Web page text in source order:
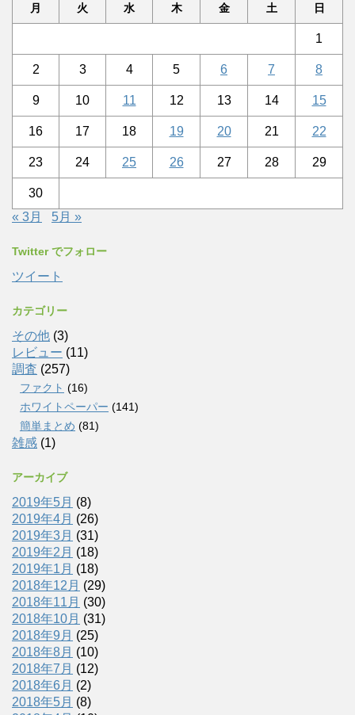
月 火 水 木 金 土 日
1
2 3 4 5 6 7 8
9 10 11 12 13 14 15
16 17 18 19 20 21 22
23 24 25 26 27 28 29
30
« 3月
5月 »
Twitter でフォロー
ツイート
カテゴリー
その他 (3)
レビュー (11)
調査 (257)
ファクト (16)
ホワイトペーパー (141)
簡単まとめ (81)
雑感 (1)
アーカイブ
2019年5月 (8)
2019年4月 (26)
2019年3月 (31)
2019年2月 (18)
2019年1月 (18)
2018年12月 (29)
2018年11月 (30)
2018年10月 (31)
2018年9月 (25)
2018年8月 (10)
2018年7月 (12)
2018年6月 (2)
2018年5月 (8)